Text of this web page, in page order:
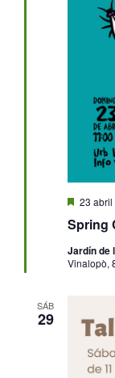
Spring
23 abril
Jardín de
Vinalopò,
SÁB
29